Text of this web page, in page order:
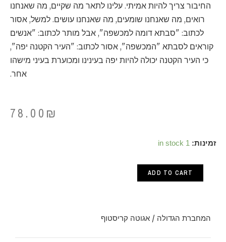
החיבור צריך להיות אמיתי. עלינו לתאר מה שקיים, מה שאנחנו
רואים, מה שאנחנו שומעים, מה שאנחנו עושים. למשל, אסור
לכתוב: "סבתא דומה למכשפה", אבל מותר לכתוב: "אנשים
קוראים לסבתא "המכשפה", אסור לכתוב: "העיר הקטנה יפה",
כי העיר הקטנה יכולה להיות יפה בעינינו ומכוערת בעיני מישהו
אחר.
78.00 ₪
זמינות: 1 in stockהמחברת
ADD TO CART
המחברת הגדולה / אגוטה קריסטוף